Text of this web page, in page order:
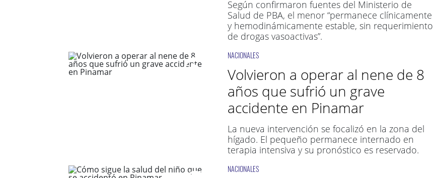
Según confirmaron fuentes del Ministerio de
Salud de PBA, el menor “permanece clínicamente
y hemodinámicamente estable, sin requerimiento
de drogas vasoactivas”.
NACIONALES
Volvieron a operar al nene de 8
años que sufrió un grave
accidente en Pinamar
La nueva intervención se focalizó en la zona del
hígado. El pequeño permanece internado en
terapia intensiva y su pronóstico es reservado.
NACIONALES